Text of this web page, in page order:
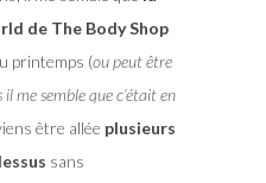
de The Body Shop
printemps (ou peut être
me semble que c’était en
être allée plusieurs
sans